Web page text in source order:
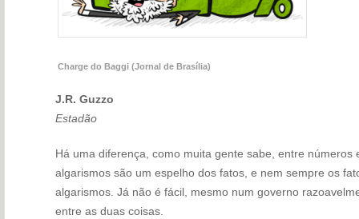
Charge do Baggi (Jornal de Brasília)
J.R. Guzzo
Estadão
Há uma diferença, como muita gente sabe, entre números
algarismos são um espelho dos fatos, e nem sempre os
algarismos. Já não é fácil, mesmo num governo
entre as duas coisas.